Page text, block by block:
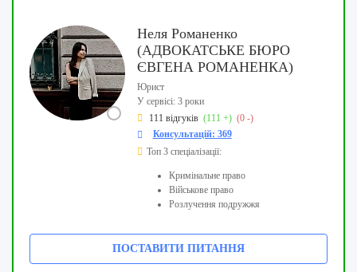
Неля Романенко
(АДВОКАТСЬКЕ БЮРО
ЄВГЕНА РОМАНЕНКА)
Юрист
У сервісі: 3 роки
111 відгуків (111 +) (0 -)
Консультацій: 369
Топ 3 спеціалізації:
Кримінальне право
Військове право
Розлучення подружжя
ПОСТАВИТИ ПИТАННЯ